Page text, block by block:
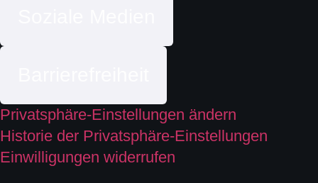
Privatsphäre-Einstellungen ändern
Historie der Privatsphäre-Einstellungen
Einwilligungen widerrufen